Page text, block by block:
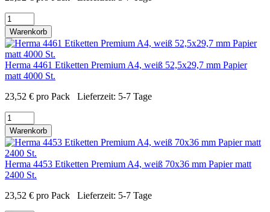
Warenkorb
Herma 4461 Etiketten Premium A4, weiß 52,5x29,7 mm Papier
matt 4000 St.
23,52 € pro Pack Lieferzeit: 5-7 Tage
Warenkorb
Herma 4453 Etiketten Premium A4, weiß 70x36 mm Papier matt
2400 St.
23,52 € pro Pack Lieferzeit: 5-7 Tage